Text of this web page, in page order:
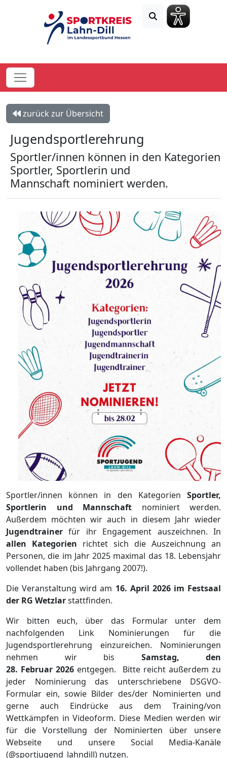
zurück zur Übersicht
Jugendsportlerehrung
Sportler/innen können in den Kategorien
Sportler, Sportlerin und
Mannschaft nominiert werden.
Sportler/innen können in den Kategorien Sportler,
Sportlerin und Mannschaft nominiert werden.
Außerdem möchten wir auch in diesem Jahr wieder
Jugendtrainer für ihr Engagement auszeichnen. In
allen Kategorien richtet sich die Auszeichnung an
Personen, die im Jahr 2025 maximal das 18. Lebensjahr
vollendet haben (bis Jahrgang 2007!).
Die Veranstaltung wird am 16. April 2026 im Festsaal
der RG Wetzlarstattfinden.
Wir bitten euch, über das Formular unter dem
nachfolgenden Link Nominierungen für die
Jugendsportlerehrung einzureichen. Nominierungen
nehmen wir bis Samstag, den
28. Februar 2026 entgegen. Bitte reicht außerdem zu
jeder Nominierung das unterschriebene DSGVO-
Formular ein, sowie Bilder des/der Nominierten und
gerne auch Eindrücke aus dem Training/von
Wettkämpfen in Videoform. Diese Medien werden wir
für die Vorstellung der Nominierten über unsere
Webseite und unsere Social Media-Kanäle
(@sportjugend_lahndill) nutzen.